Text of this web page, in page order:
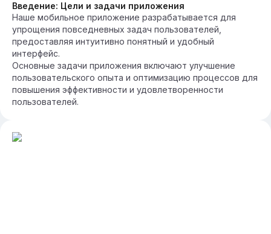
Введение: Цели и задачи приложения
Наше мобильное приложение разрабатывается для
упрощения повседневных задач пользователей,
предоставляя интуитивно понятный и удобный
интерфейс.
Основные задачи приложения включают улучшение
пользовательского опыта и оптимизацию процессов для
повышения эффективности и удовлетворенности
пользователей.